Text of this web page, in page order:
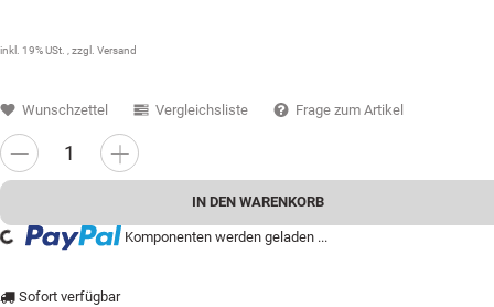
inkl. 19% USt. , zzgl. Versand
IN DEN WARENKORB
Komponenten werden geladen ...
Sofort verfügbar
Wunschzettel Vergleichsliste Frage zum Artikel